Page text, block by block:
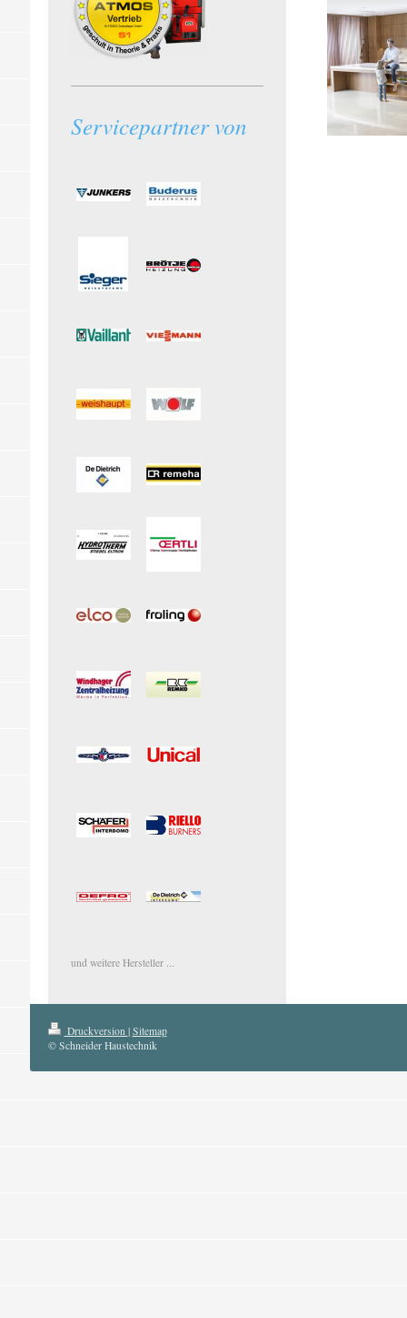
Servicepartner von
und weitere Hersteller ...
Druckversion | Sitemap
© Schneider Haustechnik